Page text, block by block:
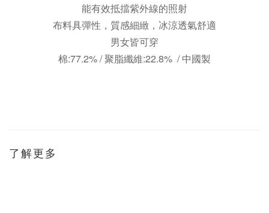
能有效抵擋紫外線的照射
布料具彈性，質感細緻，冰涼透氣舒適
男女皆可穿
棉:77.2% / 聚脂纖維:22.8% /中國製
了解更多